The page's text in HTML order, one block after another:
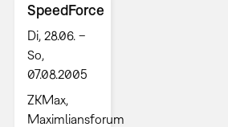
SpeedForce
Di, 28.06. –
So,
07.08.2005
ZKMax,
Maximliansforum